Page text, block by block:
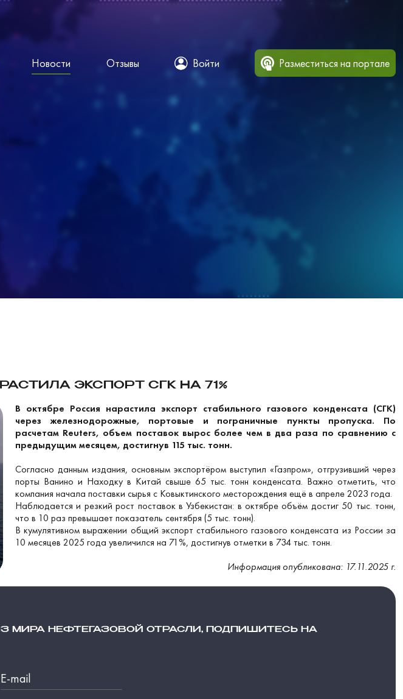
Новости Отзывы Войти Разместиться на портале
ЭКСПОРТ СГК НА 71%
В октябре Россия нарастила экспорт стабильного газового конденсата (СГК)
через железнодорожные, портовые и пограничные пункты пропуска. По
расчетам Reuters, объем поставок вырос более чем в два раза по сравнению с
предыдущим месяцем, достигнув 115 тыс. тонн.
Согласно данным издания, основным экспортёром выступил «Газпром», отгрузивший через
порты Ванино и Находку в Китай свыше 65 тыс. тонн конденсата. Важно отметить, что
компания начала поставки сырья с Ковыктинского месторождения ещё в апреле 2023 года.
Наблюдается и резкий рост поставок в Узбекистан: в октябре объём достиг 50 тыс. тонн,
что в 10 раз превышает показатель сентября (5 тыс. тонн).
В кумулятивном выражении общий экспорт стабильного газового конденсата из России за
10 месяцев 2025 года увеличился на 71%, достигнув отметки в 734 тыс. тонн.
Информация опубликована: 17.11.2025 г.
МИРА НЕФТЕГАЗОВОЙ ОТРАСЛИ, ПОДПИШИТЕСЬ НА
E-mail